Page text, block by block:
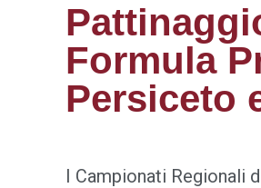
Formula
Persiceto
I Campionati Regionali